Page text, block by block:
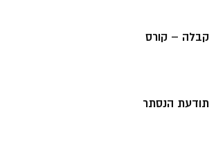
קבלה – קורס
תודעת הנסתר